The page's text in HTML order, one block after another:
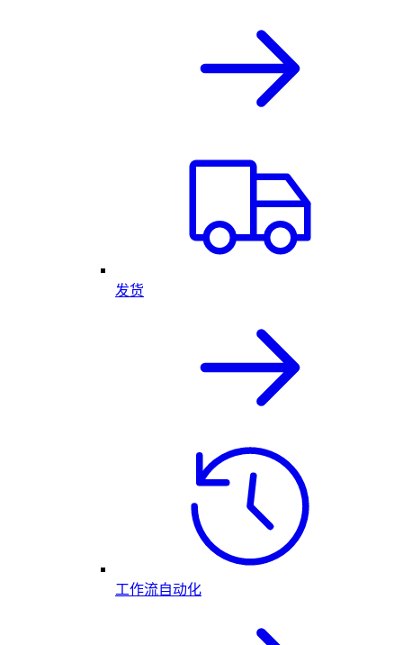
发货
工作流自动化